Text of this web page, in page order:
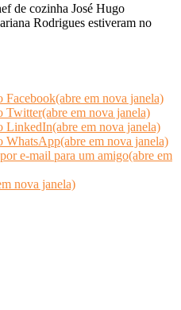
de cozinha José Hugo
Rodrigues estiveram no
em nova janela)
Twitter(abre em nova janela)
LinkedIn(abre em nova janela)
WhatsApp(abre em nova janela)
e-mail para um amigo(abre em
nova janela)